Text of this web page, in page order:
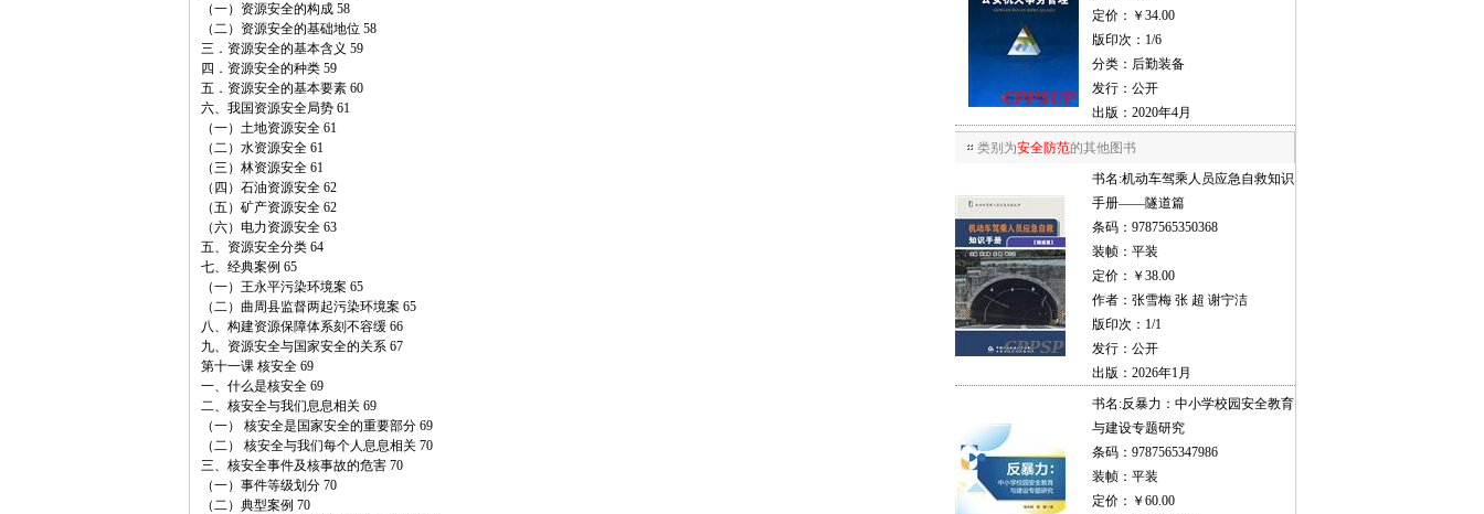
（一）资源安全的构成 58
（二）资源安全的基础地位 58
三．资源安全的基本含义 59
四．资源安全的种类 59
五．资源安全的基本要素 60
六、我国资源安全局势 61
（一）土地资源安全 61
（二）水资源安全 61
（三）林资源安全 61
（四）石油资源安全 62
（五）矿产资源安全 62
（六）电力资源安全 63
五、资源安全分类 64
七、经典案例 65
（一）王永平污染环境案 65
（二）曲周县监督两起污染环境案 65
八、构建资源保障体系刻不容缓 66
九、资源安全与国家安全的关系 67
第十一课 核安全 69
一、什么是核安全 69
二、核安全与我们息息相关 69
（一） 核安全是国家安全的重要部分 69
（二） 核安全与我们每个人息息相关 70
三、核安全事件及核事故的危害 70
（一）事件等级划分 70
（二）典型案例 70
定价：￥34.00
版印次：1/6
分类：后勤装备
发行：公开
出版：2020年4月
类别为安全防范的其他图书
书名:机动车驾乘人员应急自救知识
手册——隧道篇
条码：9787565350368
装帧：平装
定价：￥38.00
作者：张雪梅 张 超 谢宁洁
版印次：1/1
发行：公开
出版：2026年1月
书名:反暴力：中小学校园安全教育
与建设专题研究
条码：9787565347986
装帧：平装
定价：￥60.00